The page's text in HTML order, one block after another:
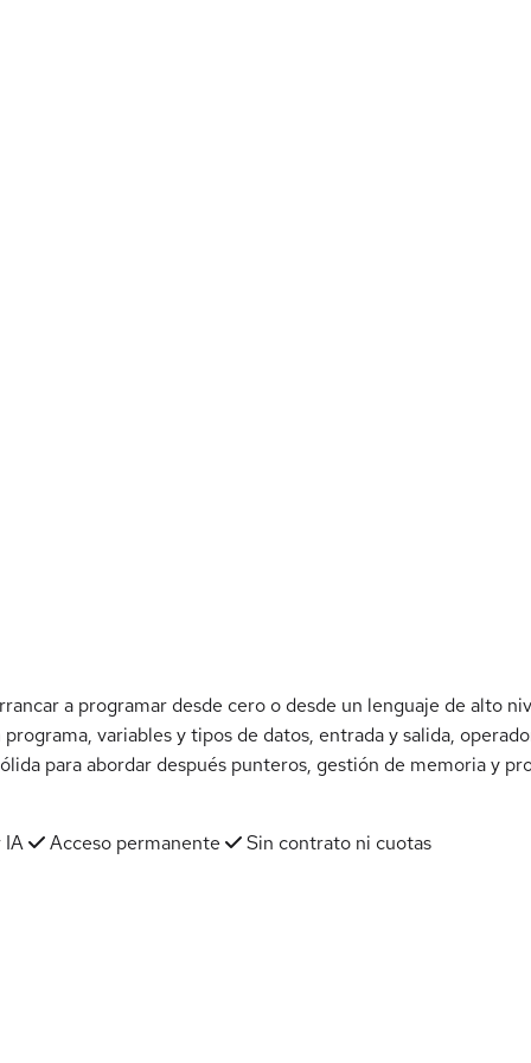
a programar desde cero o desde un lenguaje de alto
variables y tipos de datos, entrada y salida,
para abordar después punteros, gestión de memoria y
IA Acceso permanente Sin contrato ni cuotas